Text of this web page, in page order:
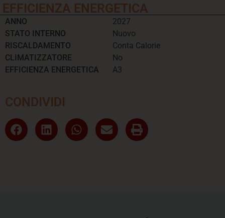
EFFICIENZA ENERGETICA
ANNO
STATO INTERNO
RISCALDAMENTO
CLIMATIZZATORE
EFFICIENZA ENERGETICA
2027
Nuovo
Conta Calorie
No
A3
CONDIVIDI